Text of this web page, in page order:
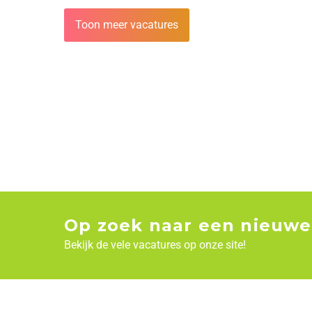
Toon meer vacatures
Op zoek naar een
Bekijk de vele vacatures op onze site!